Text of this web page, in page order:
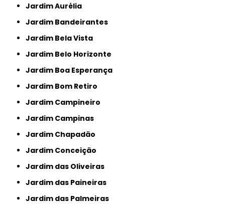
Jardim Aurélia
Jardim Bandeirantes
Jardim Bela Vista
Jardim Belo Horizonte
Jardim Boa Esperança
Jardim Bom Retiro
Jardim Campineiro
Jardim Campinas
Jardim Chapadão
Jardim Conceição
Jardim das Oliveiras
Jardim das Paineiras
Jardim das Palmeiras